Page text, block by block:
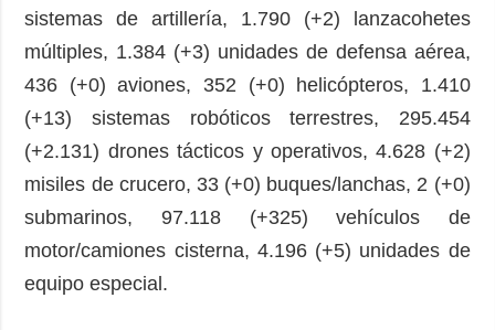
sistemas de artillería, 1.790 (+2) lanzacohetes
múltiples, 1.384 (+3) unidades de defensa aérea,
436 (+0) aviones, 352 (+0) helicópteros, 1.410
(+13) sistemas robóticos terrestres, 295.454
(+2.131) drones tácticos y operativos, 4.628 (+2)
misiles de crucero, 33 (+0) buques/lanchas, 2 (+0)
submarinos, 97.118 (+325) vehículos de
motor/camiones cisterna, 4.196 (+5) unidades de
equipo especial.